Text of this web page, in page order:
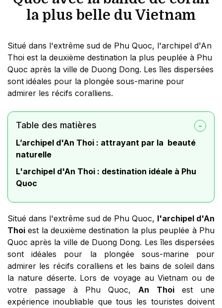
la plus belle du Vietnam
Situé dans l'extrême sud de Phu Quoc, l'archipel d'An
Thoi est la deuxième destination la plus peuplée à Phu
Quoc après la ville de Duong Dong. Les îles dispersées
sont idéales pour la plongée sous-marine pour
admirer les récifs coralliens.
Table des matières
L’archipel d'An Thoi : attrayant par la beauté
naturelle
L'archipel d'An Thoi : destination idéale à Phu
Quoc
Situé dans l'extrême sud de Phu Quoc, l'archipel d'An
Thoi est la deuxième destination la plus peuplée à Phu
Quoc après la ville de Duong Dong. Les îles dispersées
sont idéales pour la plongée sous-marine pour
admirer les récifs coralliens et les bains de soleil dans
la nature déserte. Lors de voyage au Vietnam ou de
votre passage à Phu Quoc,An Thoiest une
expérience inoubliable que tous les touristes doivent